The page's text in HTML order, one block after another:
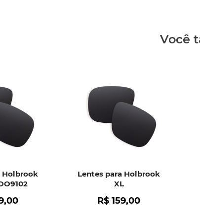
Você
Holbrook
,00
Lentes para Holbrook
XL
R$ 159,00